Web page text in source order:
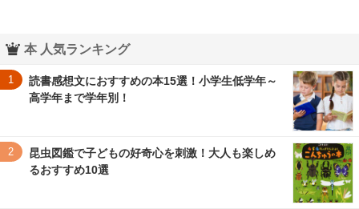
本 人気ランキング
1
読書感想文におすすめの本15選！小学生低学年～
高学年まで学年別！
2
昆虫図鑑で子どもの好奇心を刺激！大人も楽しめ
るおすすめ10選